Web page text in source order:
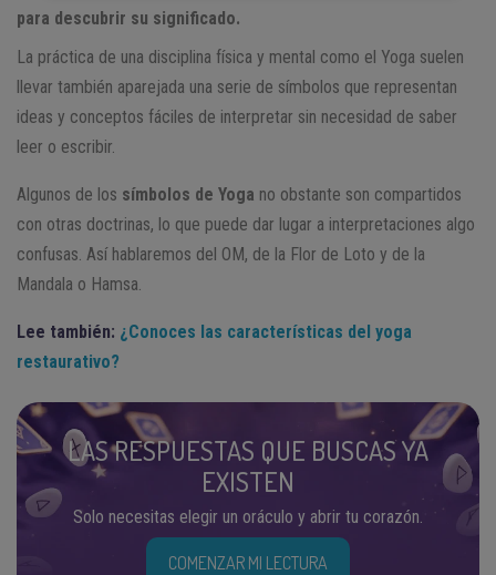
para descubrir su significado.
La práctica de una disciplina física y mental como el Yoga suelen
llevar también aparejada una serie de símbolos que representan
ideas y conceptos fáciles de interpretar sin necesidad de saber
leer o escribir.
Algunos de los símbolos de Yoga no obstante son compartidos
con otras doctrinas, lo que puede dar lugar a interpretaciones algo
confusas. Así hablaremos del OM, de la Flor de Loto y de la
Mandala o Hamsa.
Lee también: ¿Conoces las características del yoga
restaurativo?
LAS RESPUESTAS QUE BUSCAS YA
EXISTEN
Solo necesitas elegir un oráculo y abrir tu corazón.
COMENZAR MI LECTURA